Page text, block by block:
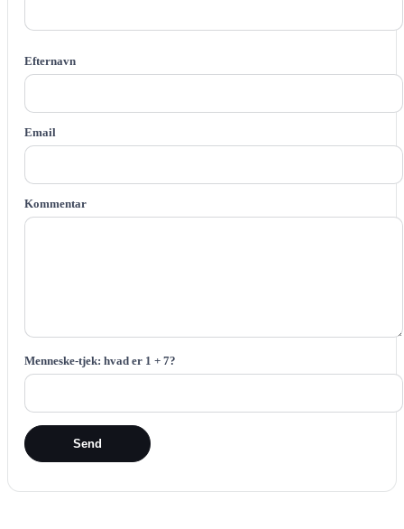
Efternavn
Email
Kommentar
Menneske-tjek: hvad er 1 + 7?
Send